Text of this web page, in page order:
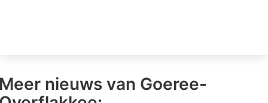
nieuws van Goeree-